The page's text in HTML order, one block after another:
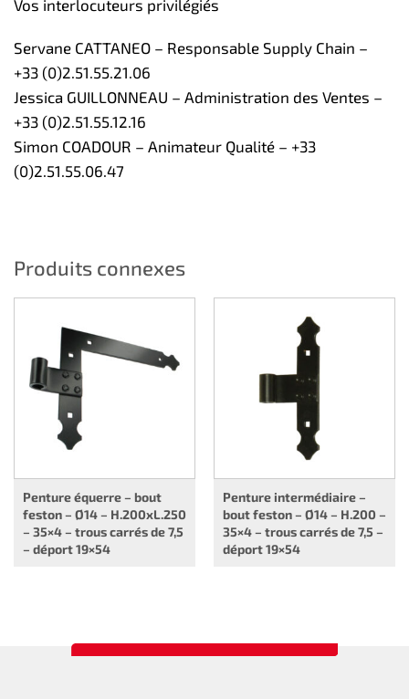
Vos interlocuteurs privilégiés
Servane CATTANEO – Responsable Supply Chain –
+33 (0)2.51.55.21.06
Jessica GUILLONNEAU – Administration des Ventes –
+33 (0)2.51.55.12.16
Simon COADOUR – Animateur Qualité – +33
(0)2.51.55.06.47
Produits connexes
Penture équerre – bout
feston – Ø14 – H.200xL.250
– 35×4 – trous carrés de 7,5
– déport 19×54
Penture intermédiaire –
bout feston – Ø14 – H.200 –
35×4 – trous carrés de 7,5 –
déport 19×54